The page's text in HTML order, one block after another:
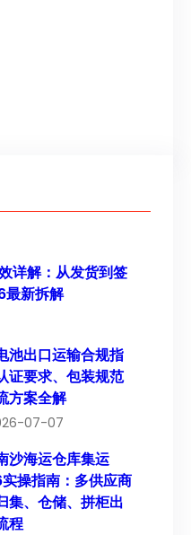
详解：从发货到签
新拆解
池出口运输合规指
证要求、包装规范
方案全解
07-07
沙海运仓库集运
操指南：多供应商
集、仓储、拼柜出
程